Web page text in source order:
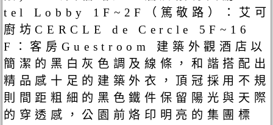
tel Lobby 1F~2F（篤敬路）：艾可
廚坊CERCLE de Cercle 5F~16
F：客房Guestroom 建築外觀酒店以
簡潔的黑白灰色調及線條，和諧搭配出
精品感十足的建築外衣，頂冠採用不規
則間距粗細的黑色鐵件保留陽光與天際
的穿透感，公園前烙印明亮的集團標